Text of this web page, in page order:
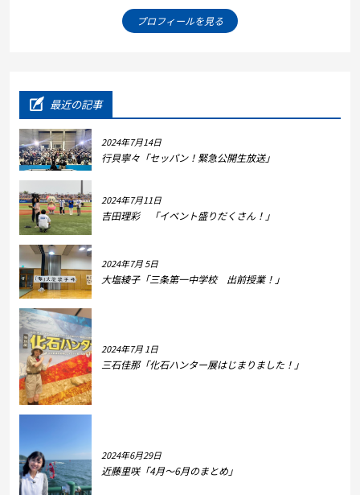
プロフィールを見る
最近の記事
2024年7月14日
行貝寧々「セッパン！緊急公開生放送」
2024年7月11日
吉田理彩 「イベント盛りだくさん！」
2024年7月 5日
大塩綾子「三条第一中学校 出前授業！」
2024年7月 1日
三石佳那「化石ハンター展はじまりました！」
2024年6月29日
近藤里咲「4月～6月のまとめ」